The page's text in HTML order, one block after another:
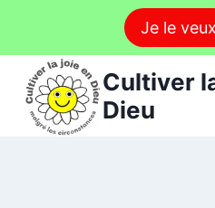
contenu
Je le veux
Cultiver
Dieu